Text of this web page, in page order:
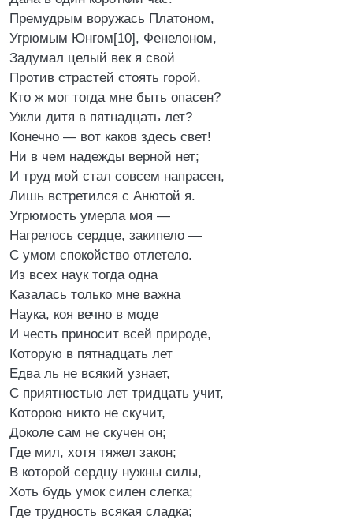
Премудрым воружась Платоном,
Угрюмым Юнгом[10], Фенелоном,
Задумал целый век я свой
Против страстей стоять горой.
Кто ж мог тогда мне быть опасен?
Ужли дитя в пятнадцать лет?
Конечно — вот каков здесь свет!
Ни в чем надежды верной нет;
И труд мой стал совсем напрасен,
Лишь встретился с Анютой я.
Угрюмость умерла моя —
Нагрелось сердце, закипело —
С умом спокойство отлетело.
Из всех наук тогда одна
Казалась только мне важна
Наука, коя вечно в моде
И честь приносит всей природе,
Которую в пятнадцать лет
Едва ль не всякий узнает,
С приятностью лет тридцать учит,
Которою никто не скучит,
Доколе сам не скучен он;
Где мил, хотя тяжел закон;
В которой сердцу нужны силы,
Хоть будь умок силен слегка;
Где трудность всякая сладка;